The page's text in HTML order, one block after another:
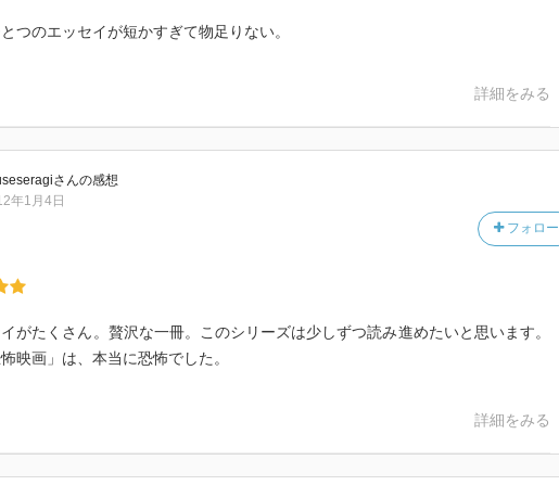
つのエッセイが短かすぎて物足りない。
詳細をみる
さんの感想
フォロー
年1月4日
がたくさん。贅沢な一冊。このシリーズは少しずつ読み進めたいと思います。
怖映画」は、本当に恐怖でした。
詳細をみる